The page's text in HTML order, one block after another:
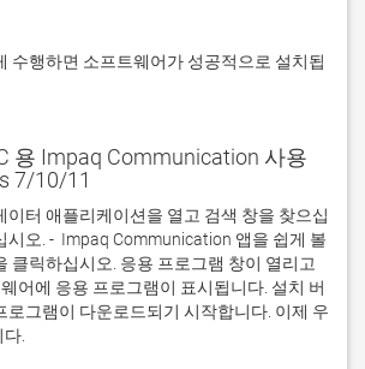
용 Impaq Communication 사용
7/10/11
이터 애플리케이션을 열고 검색 창을 찾으십
시오. -  Impaq Communication 앱을 쉽게 볼
클릭하십시오. 응용 프로그램 창이 열리고
어에 응용 프로그램이 표시됩니다. 설치 버
로그램이 다운로드되기 시작합니다. 이제 우